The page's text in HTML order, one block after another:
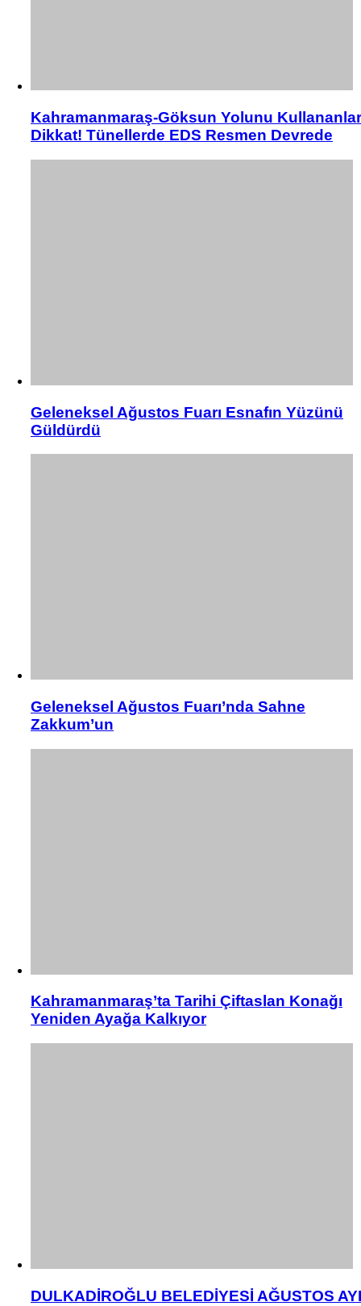
Kahramanmaraş-Göksun Yolunu Kullananlar
Dikkat! Tünellerde EDS Resmen Devrede
Geleneksel Ağustos Fuarı Esnafın Yüzünü
Güldürdü
Geleneksel Ağustos Fuarı’nda Sahne
Zakkum’un
Kahramanmaraş’ta Tarihi Çiftaslan Konağı
Yeniden Ayağa Kalkıyor
DULKADİROĞLU BELEDİYESİ AĞUSTOS AYI